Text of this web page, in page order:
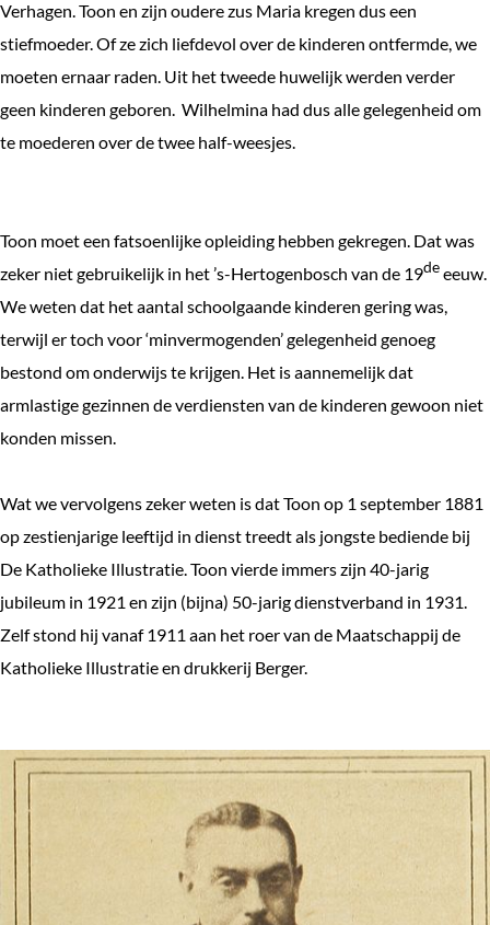
Verhagen. Toon en zijn oudere zus Maria kregen dus een
stiefmoeder. Of ze zich liefdevol over de kinderen ontfermde, we
moeten ernaar raden. Uit het tweede huwelijk werden verder
geen kinderen geboren. Wilhelmina had dus alle gelegenheid om
te moederen over de twee half-weesjes.
Toon moet een fatsoenlijke opleiding hebben gekregen. Dat was
zeker niet gebruikelijk in het ’s-Hertogenbosch van de 19deeeuw.
We weten dat het aantal schoolgaande kinderen gering was,
terwijl er toch voor ‘minvermogenden’ gelegenheid genoeg
bestond om onderwijs te krijgen. Het is aannemelijk dat
armlastige gezinnen de verdiensten van de kinderen gewoon niet
konden missen.
Wat we vervolgens zeker weten is dat Toon op 1 september 1881
op zestienjarige leeftijd in dienst treedt als jongste bediende bij
De Katholieke Illustratie. Toon vierde immers zijn 40-jarig
jubileum in 1921 en zijn (bijna) 50-jarig dienstverband in 1931.
Zelf stond hij vanaf 1911 aan het roer van de Maatschappij de
Katholieke Illustratie en drukkerij Berger.